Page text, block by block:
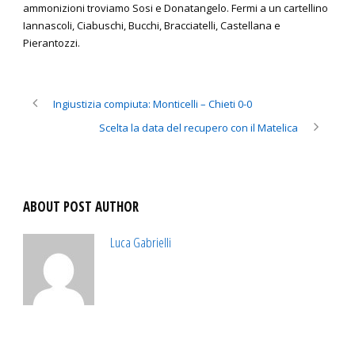
ammonizioni troviamo Sosi e Donatangelo. Fermi a un cartellino
Iannascoli, Ciabuschi, Bucchi, Bracciatelli, Castellana e
Pierantozzi.
Ingiustizia compiuta: Monticelli – Chieti 0-0
Scelta la data del recupero con il Matelica
ABOUT POST AUTHOR
Luca Gabrielli